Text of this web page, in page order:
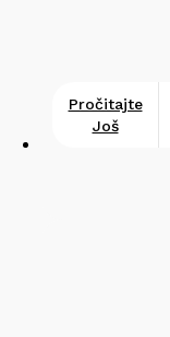
Pročitajte
Još